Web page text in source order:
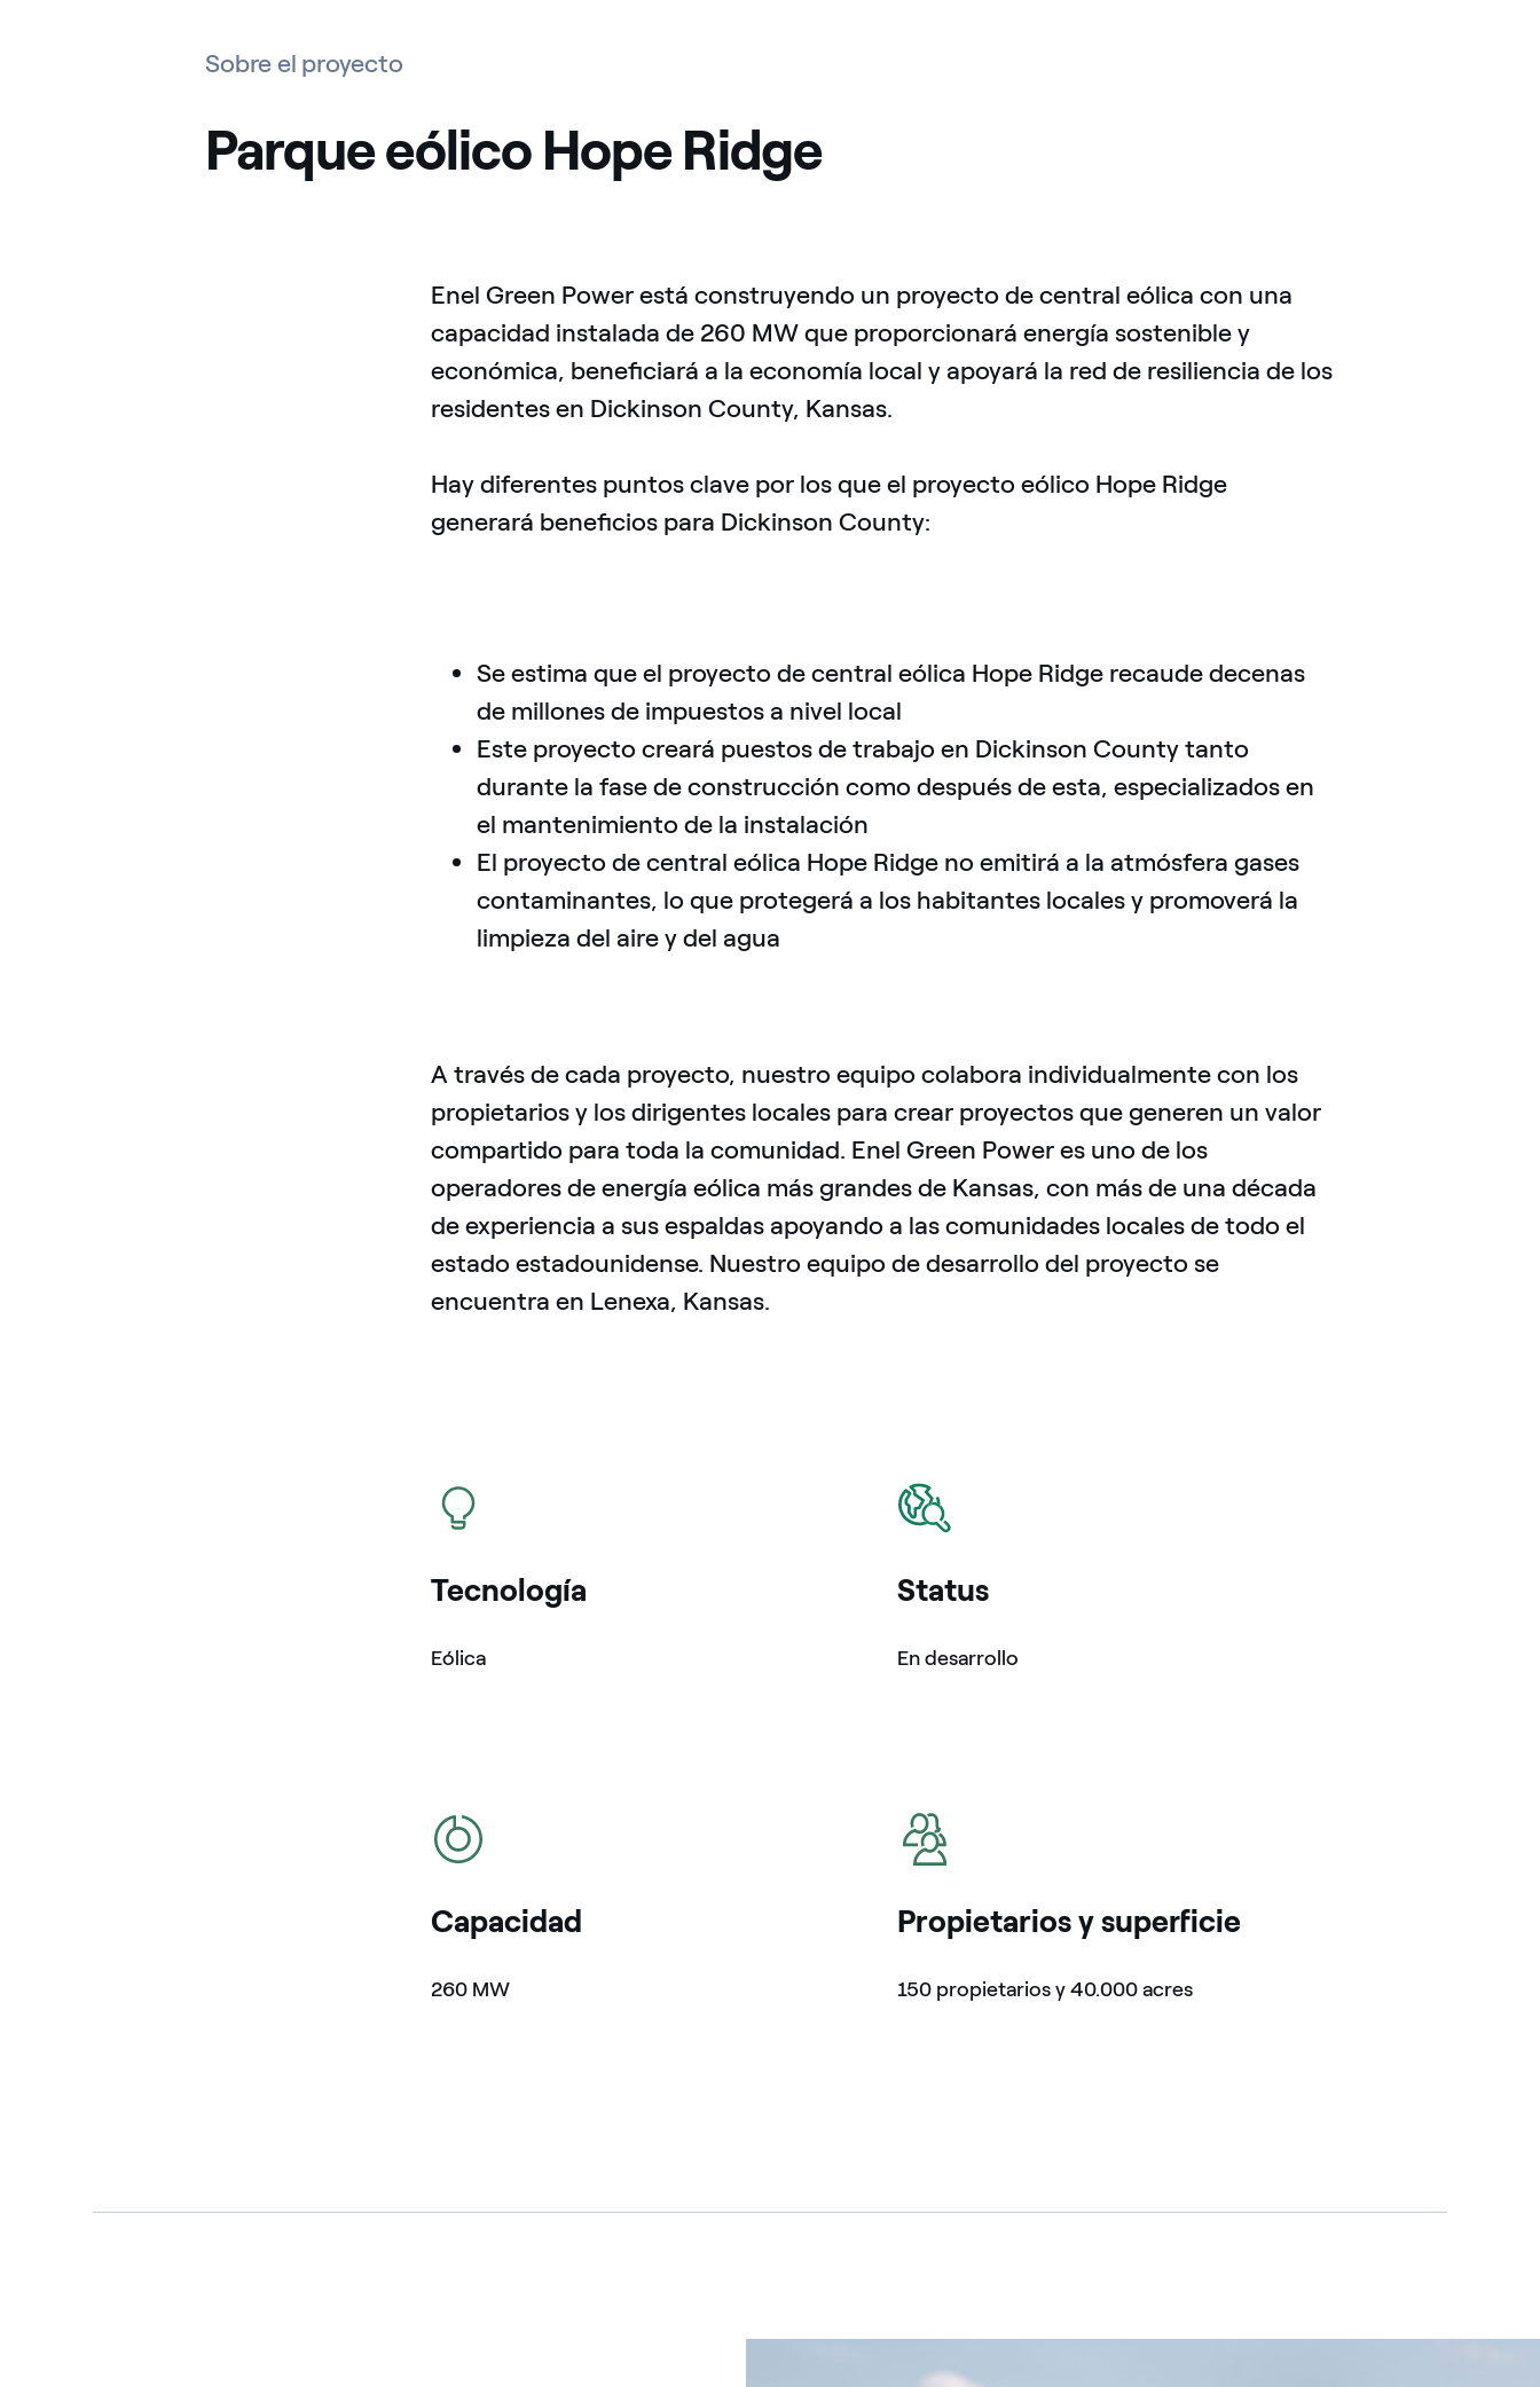
Sobre el proyecto
Parque eólico Hope Ridge
Enel Green Power está construyendo un proyecto de central eólica con una
capacidad instalada de 260 MW que proporcionará energía sostenible y
económica, beneficiará a la economía local y apoyará la red de resiliencia de los
residentes en Dickinson County, Kansas.
Hay diferentes puntos clave por los que el proyecto eólico Hope Ridge
generará beneficios para Dickinson County:
Se estima que el proyecto de central eólica Hope Ridge recaude decenas
de millones de impuestos a nivel local
Este proyecto creará puestos de trabajo en Dickinson County tanto
durante la fase de construcción como después de esta, especializados en
el mantenimiento de la instalación
El proyecto de central eólica Hope Ridge no emitirá a la atmósfera gases
contaminantes, lo que protegerá a los habitantes locales y promoverá la
limpieza del aire y del agua
A través de cada proyecto, nuestro equipo colabora individualmente con los
propietarios y los dirigentes locales para crear proyectos que generen un valor
compartido para toda la comunidad. Enel Green Power es uno de los
operadores de energía eólica más grandes de Kansas, con más de una década
de experiencia a sus espaldas apoyando a las comunidades locales de todo el
estado estadounidense. Nuestro equipo de desarrollo del proyecto se
encuentra en Lenexa, Kansas.
icono
Tecnología
Eólica
icono
Status
En desarrollo
icono
Capacidad
260 MW
icono
Propietarios y superficie
150 propietarios y 40.000 acres